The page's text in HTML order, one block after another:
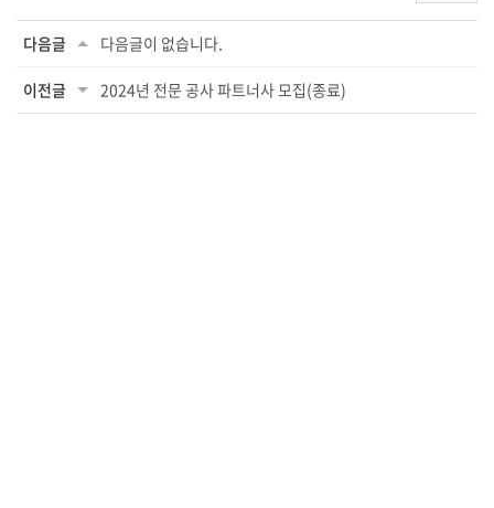
다음글 다음글이 없습니다.
이전글 2024년 전문 공사 파트너사 모집(종료)